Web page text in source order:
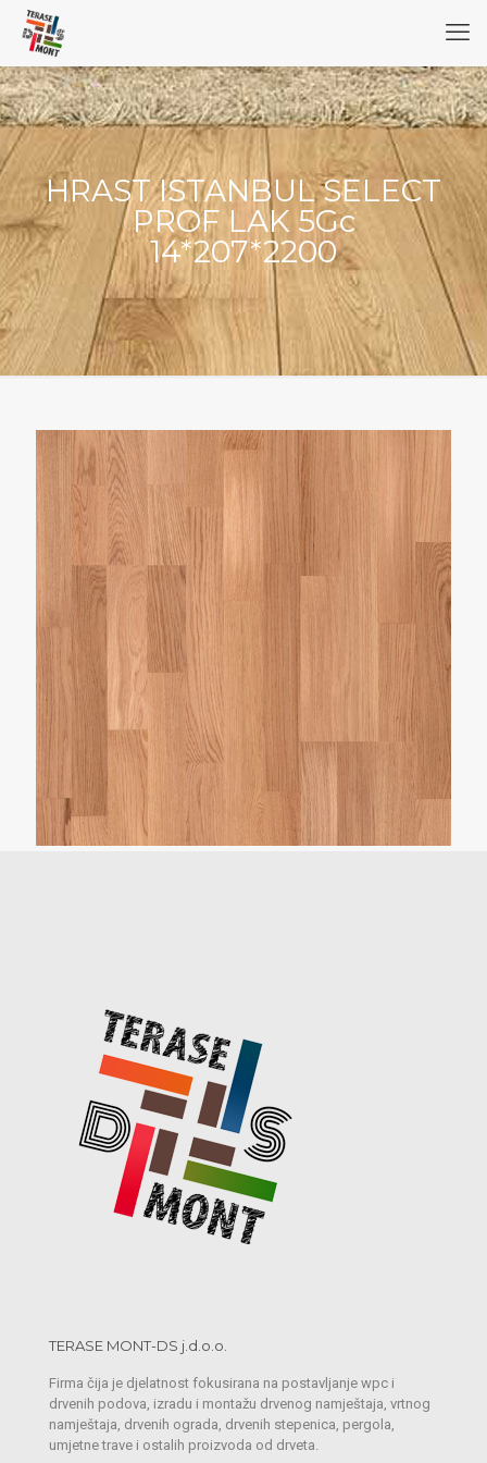
HRAST ISTANBUL SELECT
PROF LAK 5Gc
14*207*2200
TERASE MONT-DS j.d.o.o.
Firma čija je djelatnost fokusirana na postavljanje wpc i
drvenih podova, izradu i montažu drvenog namještaja, vrtnog
namještaja, drvenih ograda, drvenih stepenica, pergola,
umjetne trave i ostalih proizvoda od drveta.